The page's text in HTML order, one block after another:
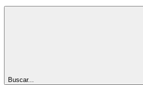
Buscar...